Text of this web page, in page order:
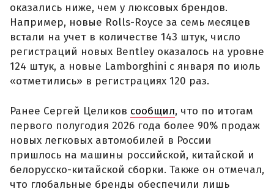
оказались ниже, чем у люксовых брендов.
Например, новые Rolls-Royce за семь месяцев
встали на учет в количестве 143 штук, число
регистраций новых Bentley оказалось на уровне
124 штук, а новые Lamborghini с января по июль
«отметились» в регистрациях 120 раз.
Ранее Сергей Целиков сообщил, что по итогам
первого полугодия 2026 года более 90% продаж
новых легковых автомобилей в России
пришлось на машины российской, китайской и
белорусско-китайской сборки. Также он отмечал,
что глобальные бренды обеспечили лишь